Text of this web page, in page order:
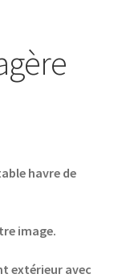
havre de
image.
extérieur avec